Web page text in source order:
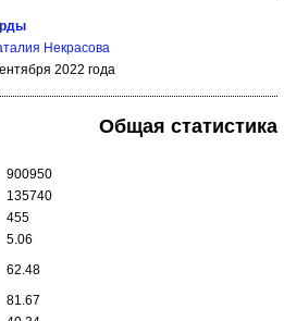
Некрасова
2022 года
Общая статистика
900950
135740
455
5.06
62.48
81.67